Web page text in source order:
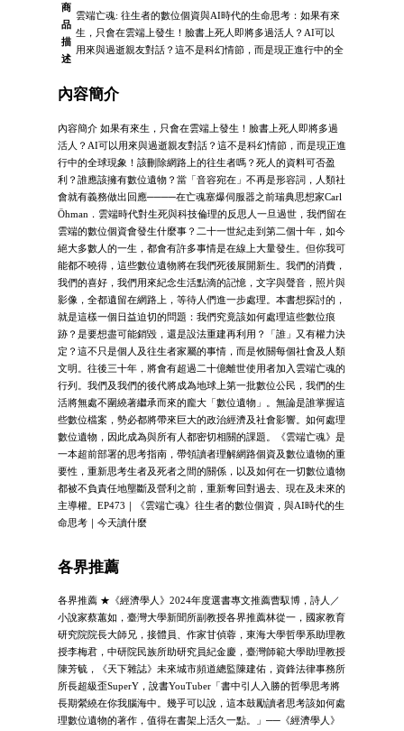
商
品
描
述
雲端亡魂: 往生者的數位個資與AI時代的生命思考：如果有來
生，只會在雲端上發生！臉書上死人即將多過活人？AI可以
用來與過逝親友對話？這不是科幻情節，而是現正進行中的全
內容簡介
內容簡介 如果有來生，只會在雲端上發生！臉書上死人即將多過
活人？AI可以用來與過逝親友對話？這不是科幻情節，而是現正進
行中的全球現象！該刪除網路上的往生者嗎？死人的資料可否盈
利？誰應該擁有數位遺物？當「音容宛在」不再是形容詞，人類社
會就有義務做出回應────在亡魂塞爆伺服器之前瑞典思想家Carl
Öhman．雲端時代對生死與科技倫理的反思人一旦過世，我們留在
雲端的數位個資會發生什麼事？二十一世紀走到第二個十年，如今
絕大多數人的一生，都會有許多事情是在線上大量發生。但你我可
能都不曉得，這些數位遺物將在我們死後展開新生。我們的消費，
我們的喜好，我們用來紀念生活點滴的記憶，文字與聲音，照片與
影像，全都遺留在網路上，等待人們進一步處理。本書想探討的，
就是這樣一個日益迫切的問題：我們究竟該如何處理這些數位痕
跡？是要想盡可能銷毀，還是設法重建再利用？「誰」又有權力決
定？這不只是個人及往生者家屬的事情，而是攸關每個社會及人類
文明。往後三十年，將會有超過二十億離世使用者加入雲端亡魂的
行列。我們及我們的後代將成為地球上第一批數位公民，我們的生
活將無處不圍繞著繼承而來的龐大「數位遺物」。無論是誰掌握這
些數位檔案，勢必都將帶來巨大的政治經濟及社會影響。如何處理
數位遺物，因此成為與所有人都密切相關的課題。《雲端亡魂》是
一本超前部署的思考指南，帶領讀者理解網路個資及數位遺物的重
要性，重新思考生者及死者之間的關係，以及如何在一切數位遺物
都被不負責任地壟斷及營利之前，重新奪回對過去、現在及未來的
主導權。EP473｜《雲端亡魂》往生者的數位個資，與AI時代的生
命思考｜今天讀什麼
各界推薦
各界推薦 ★《經濟學人》2024年度選書專文推薦曹馭博，詩人／
小說家蔡蕙如，臺灣大學新聞所副教授各界推薦林從一，國家教育
研究院院長大師兄，接體員、作家甘偵蓉，東海大學哲學系助理教
授李梅君，中研院民族所助研究員紀金慶，臺灣師範大學助理教授
陳芳毓，《天下雜誌》未來城市頻道總監陳建佑，資鋒法律事務所
所長超級歪SuperY，說書YouTuber「書中引人入勝的哲學思考將
長期縈繞在你我腦海中。幾乎可以說，這本鼓勵讀者思考該如何處
理數位遺物的著作，值得在書架上活久一點。」──《經濟學人》